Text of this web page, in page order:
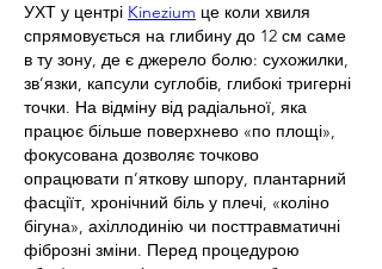
УХТ у центрі Kinezium це коли хвиля
спрямовується на глибину до 12 см саме
в ту зону, де є джерело болю: сухожилки,
зв’язки, капсули суглобів, глибокі тригерні
точки. На відміну від радіальної, яка
працює більше поверхнево «по площі»,
фокусована дозволяє точково
опрацювати п’яткову шпору, плантарний
фасціїт, хронічний біль у плечі, «коліно
бігуна», ахіллодинію чи посттравматичні
фіброзні зміни. Перед процедурою